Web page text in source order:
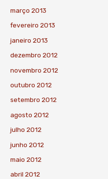
março 2013
fevereiro 2013
janeiro 2013
dezembro 2012
novembro 2012
outubro 2012
setembro 2012
agosto 2012
julho 2012
junho 2012
maio 2012
abril 2012